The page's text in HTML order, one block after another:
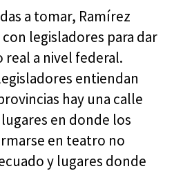
a tomar, Ramírez
legisladores para dar
a nivel federal.
entiendan
hay una calle
en donde los
en teatro no
y lugares donde